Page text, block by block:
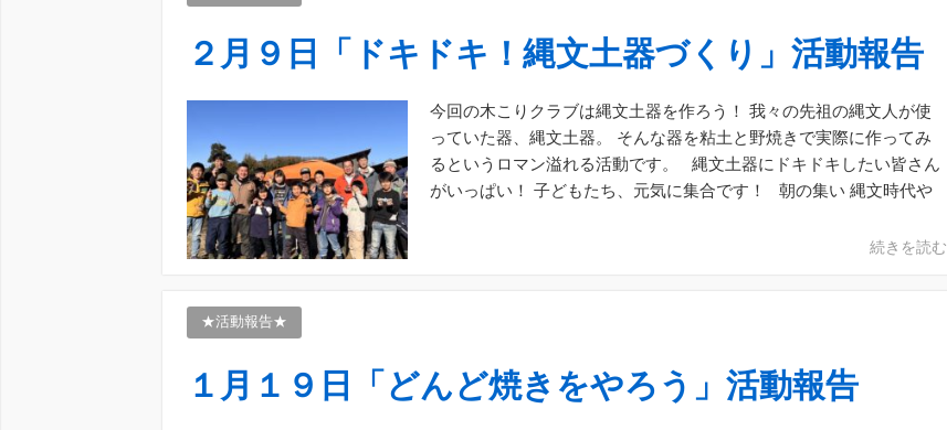
２月９日「ドキドキ！縄文土器づくり」活動報告
今回の木こりクラブは縄文土器を作ろう！ 我々の先祖の縄文人が使
っていた器、縄文土器。 そんな器を粘土と野焼きで実際に作ってみ
るというロマン溢れる活動です。 縄文土器にドキドキしたい皆さん
がいっぱい！ 子どもたち、元気に集合です！ 朝の集い 縄文時代や
続きを読む
★活動報告★
１月１９日「どんど焼きをやろう」活動報告